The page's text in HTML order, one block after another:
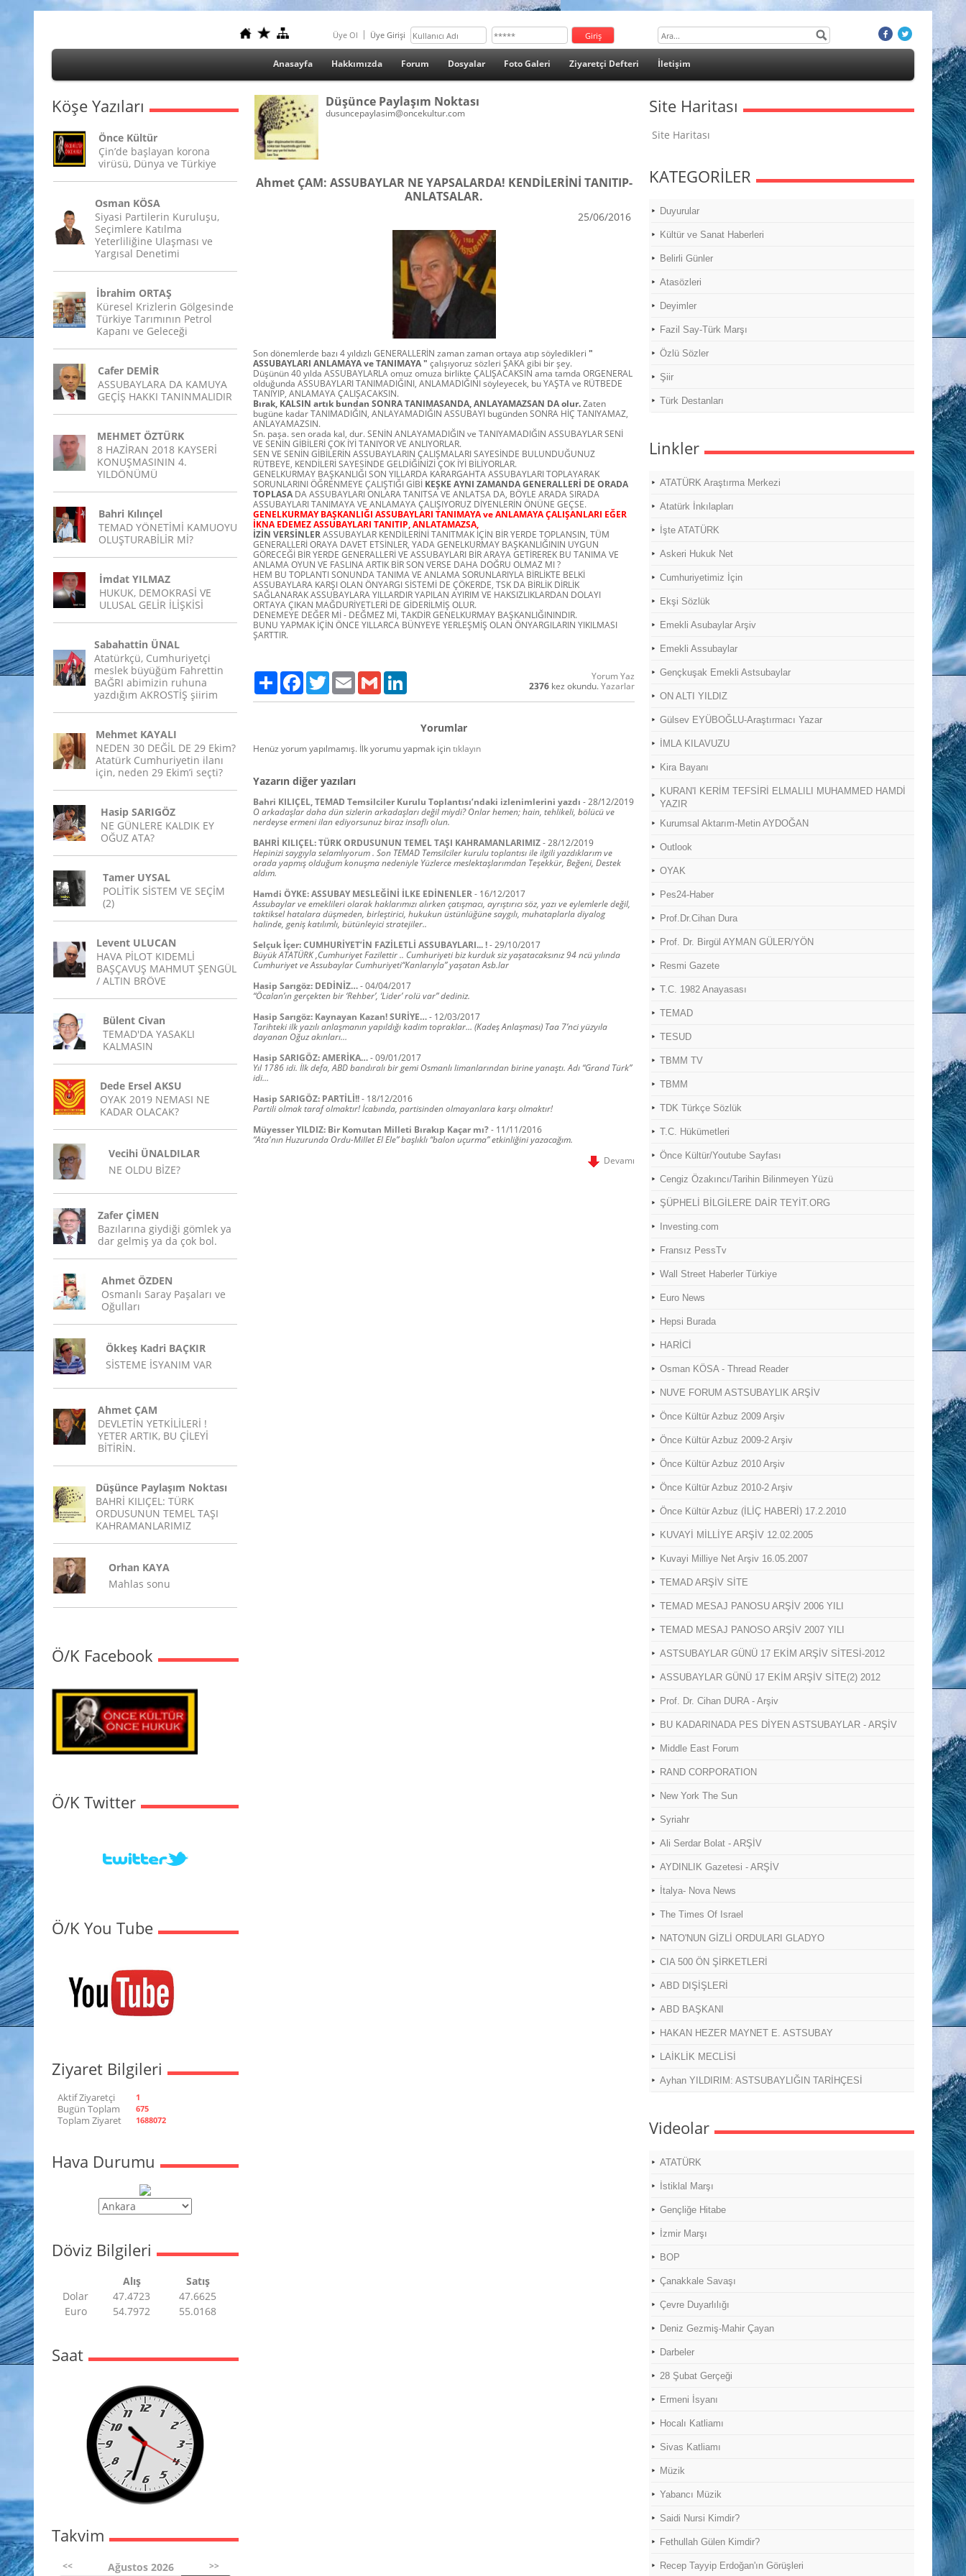
Üye Ol Üye Girişi
Anasayfa Hakkımızda Forum Dosyalar Foto Galeri Ziyaretçi Defteri İletişim
Köşe Yazıları
Önce Kültür
Çin’de başlayan korona
virüsü, Dünya ve Türkiye
Osman KÖSA
Siyasi Partilerin Kuruluşu,
Seçimlere Katılma
Yeterliliğine Ulaşması ve
Yargısal Denetimi
İbrahim ORTAŞ
Küresel Krizlerin Gölgesinde
Türkiye Tarımının Petrol
Kapanı ve Geleceği
Cafer DEMİR
ASSUBAYLARA DA KAMUYA
GEÇİŞ HAKKI TANINMALIDIR
MEHMET ÖZTÜRK
8 HAZİRAN 2018 KAYSERİ
KONUŞMASININ 4.
YILDÖNÜMÜ
Bahri Kılınçel
TEMAD YÖNETİMİ KAMUOYU
OLUŞTURABİLİR Mİ?
İmdat YILMAZ
HUKUK, DEMOKRASİ VE
ULUSAL GELİR İLİŞKİSİ
Sabahattin ÜNAL
Atatürkçü, Cumhuriyetçi
meslek büyüğüm Fahrettin
BAĞRI abimizin ruhuna
yazdığım AKROSTİŞ şiirim
Mehmet KAYALI
NEDEN 30 DEĞİL DE 29 Ekim?
Atatürk Cumhuriyetin ilanı
için, neden 29 Ekim’i seçti?
Hasip SARIGÖZ
NE GÜNLERE KALDIK EY
OĞUZ ATA?
Tamer UYSAL
POLİTİK SİSTEM VE SEÇİM
(2)
Levent ULUCAN
HAVA PİLOT KIDEMLİ
BAŞÇAVUŞ MAHMUT ŞENGÜL
/ ALTIN BRÖVE
Bülent Civan
TEMAD'DA YASAKLI
KALMASIN
Dede Ersel AKSU
OYAK 2019 NEMASI NE
KADAR OLACAK?
Vecihi ÜNALDILAR
NE OLDU BİZE?
Zafer ÇİMEN
Bazılarına giydiği gömlek ya
dar gelmiş ya da çok bol.
Ahmet ÖZDEN
Osmanlı Saray Paşaları ve
Oğulları
Ökkeş Kadri BAÇKIR
SİSTEME İSYANIM VAR
Ahmet ÇAM
DEVLETİN YETKİLİLERİ !
YETER ARTIK, BU ÇİLEYİ
BİTİRİN.
Düşünce Paylaşım Noktası
BAHRİ KILIÇEL: TÜRK
ORDUSUNUN TEMEL TAŞI
KAHRAMANLARIMIZ
Orhan KAYA
Mahlas sonu
Ö/K Facebook
Ö/K Twitter
Ö/K You Tube
Ziyaret Bilgileri
Aktif Ziyaretçi 1
Bugün Toplam 675
Toplam Ziyaret 1688072
Hava Durumu
Döviz Bilgileri
Alış
Satış
Dolar
47.4723
47.6625
Euro
54.7972 55.0168
Saat
Takvim
<< Ağustos 2026 >>
Düşünce Paylaşım Noktası
dusuncepaylasim@oncekultur.com
Ahmet ÇAM: ASSUBAYLAR NE YAPSALARDA! KENDİLERİNİ TANITIP-
ANLATSALAR.
25/06/2016
Son dönemlerde bazı 4 yıldızlı GENERALLERİN zaman zaman ortaya atıp söyledikleri "
ASSUBAYLARI ANLAMAYA ve TANIMAYA " çalışıyoruz sözleri ŞAKA gibi bir şey.
Düşünün 40 yılda ASSUBAYLARLA omuz omuza birlikte ÇALIŞACAKSIN ama tamda ORGENERAL
olduğunda ASSUBAYLARI TANIMADIĞINI, ANLAMADIĞINI söyleyecek, bu YAŞTA ve RÜTBEDE
TANIYIP, ANLAMAYA ÇALIŞACAKSIN.
Bırak, KALSIN artık bundan SONRA TANIMASANDA, ANLAYAMAZSAN DA olur.Zaten
bugüne kadar TANIMADIĞIN, ANLAYAMADIĞIN ASSUBAYI bugünden SONRA HİÇ TANIYAMAZ,
ANLAYAMAZSIN.
Sn. paşa. sen orada kal, dur. SENİN ANLAYAMADIĞIN ve TANIYAMADIĞIN ASSUBAYLAR SENİ
VE SENİN GİBİLERİ ÇOK İYİ TANIYOR VE ANLIYORLAR.
SEN VE SENİN GİBİLERİN ASSUBAYLARIN ÇALIŞMALARI SAYESİNDE BULUNDUĞUNUZ
RÜTBEYE, KENDİLERİ SAYESİNDE GELDİĞİNİZİ ÇOK İYİ BİLİYORLAR.
GENELKURMAY BAŞKANLIĞI SON YILLARDA KARARGAHTA ASSUBAYLARI TOPLAYARAK
SORUNLARINI ÖĞRENMEYE ÇALIŞTIĞI GİBİ KEŞKE AYNI ZAMANDA GENERALLERİ DE ORADA
TOPLASA DA ASSUBAYLARI ONLARA TANITSA VE ANLATSA DA, BÖYLE ARADA SIRADA
ASSUBAYLARI TANIMAYA VE ANLAMAYA ÇALIŞIYORUZ DİYENLERİN ÖNÜNE GEÇSE.
GENELKURMAY BAŞKANLIĞI ASSUBAYLARI TANIMAYA ve ANLAMAYA ÇALIŞANLARI EĞER
İKNA EDEMEZ ASSUBAYLARI TANITIP, ANLATAMAZSA,
İZİN VERSİNLERASSUBAYLAR KENDİLERİNİ TANITMAK İÇİN BİR YERDE TOPLANSIN, TÜM
GENERALLERİ ORAYA DAVET ETSİNLER, YADA GENELKURMAY BAŞKANLIĞININ UYGUN
GÖRECEĞİ BİR YERDE GENERALLERİ VE ASSUBAYLARI BİR ARAYA GETİREREK BU TANIMA VE
ANLAMA OYUN VE FASLINA ARTIK BİR SON VERSE DAHA DOĞRU OLMAZ MI ?
HEM BU TOPLANTI SONUNDA TANIMA VE ANLAMA SORUNLARIYLA BİRLİKTE BELKİ
ASSUBAYLARA KARŞI OLAN ÖNYARGI SİSTEMİ DE ÇÖKERDE, TSK DA BİRLİK DİRLİK
SAĞLANARAK ASSUBAYLARA YILLARDIR YAPILAN AYIRIM VE HAKSIZLIKLARDAN DOLAYI
ORTAYA ÇIKAN MAĞDURİYETLERİ DE GİDERİLMİŞ OLUR.
DENEMEYE DEĞER Mİ - DEĞMEZ Mİ, TAKDİR GENELKURMAY BAŞKANLIĞININDIR.
BUNU YAPMAK İÇİN ÖNCE YILLARCA BÜNYEYE YERLEŞMİŞ OLAN ÖNYARGILARIN YIKILMASI
ŞARTTIR.
Paylaş FacebookTwitter Email Gmail
Yorum Yaz
2376 kez okundu.Yazarlar
Yorumlar
Henüz yorum yapılmamış. İlk yorumu yapmak içintıklayın
Yazarın diğer yazıları
Bahri KILIÇEL, TEMAD Temsilciler Kurulu Toplantısı’ndaki izlenimlerini yazdı -28/12/2019
O arkadaşlar daha dün sizlerin arkadaşları değil miydi? Onlar hemen; hain, tehlikeli, bölücü ve
nerdeyse ermeni ilan ediyorsunuz biraz insaflı olun.
BAHRİ KILIÇEL: TÜRK ORDUSUNUN TEMEL TAŞI KAHRAMANLARIMIZ-28/12/2019
Hepinizi saygıyla selamlıyorum . Son TEMAD Temsilciler kurulu toplantısı ile ilgili yazdıklarım ve
orada yapmış olduğum konuşma nedeniyle Yüzlerce meslektaşlarımdan Teşekkür, Beğeni, Destek
aldım.
Hamdi ÖYKE: ASSUBAY MESLEĞİNİ İLKE EDİNENLER- 16/12/2017
Assubaylar ve emeklileri olarak haklarımızı alırken çatışmacı, ayrıştırıcı söz, yazı ve eylemlerle değil,
taktiksel hatalara düşmeden, birleştirici, hukukun üstünlüğüne saygılı, muhataplarla diyalog
halinde, geniş katılımlı, bütünleyici stratejiler..
Selçuk İçer: CUMHURİYET’İN FAZİLETLİ ASSUBAYLARI... !-29/10/2017
Büyük ATATÜRK ,Cumhuriyet Fazilettir .. Cumhuriyeti biz kurduk siz yaşatacaksınız 94 ncü yılında
Cumhuriyet ve Assubaylar Cumhuriyeti“Kanlarıyla” yaşatan Asb.lar
Hasip Sarıgöz: DEDİNİZ…-04/04/2017
“Öcalan’ın gerçekten bir ‘Rehber’, ‘Lider’ rolü var” dediniz.
Hasip Sarıgöz: Kaynayan Kazan! SURİYE…- 12/03/2017
Tarihteki ilk yazılı anlaşmanın yapıldığı kadim topraklar… (Kadeş Anlaşması) Taa 7’nci yüzyıla
dayanan Oğuz akınları…
Hasip SARIGÖZ: AMERİKA…-09/01/2017
Yıl 1786 idi. İlk defa, ABD bandıralı bir gemi Osmanlı limanlarından birine yanaştı. Adı “Grand Türk”
idi…
Hasip SARIGÖZ: PARTİLİ!!- 18/12/2016
Partili olmak taraf olmaktır! İcabında, partisinden olmayanlara karşı olmaktır!
Müyesser YILDIZ: Bir Komutan Milleti Bırakıp Kaçar mı?- 11/11/2016
“Ata'nın Huzurunda Ordu-Millet El Ele” başlıklı “balon uçurma” etkinliğini yazacağım.
Devamı
Site Haritası
Site Haritası
KATEGORİLER
Duyurular
Kültür ve Sanat Haberleri
Belirli Günler
Atasözleri
Deyimler
Fazil Say-Türk Marşı
Özlü Sözler
Şiir
Türk Destanları
Linkler
ATATÜRK Araştırma Merkezi
Atatürk İnkılapları
İşte ATATÜRK
Askeri Hukuk Net
Cumhuriyetimiz İçin
Ekşi Sözlük
Emekli Asubaylar Arşiv
Emekli Assubaylar
Gençkuşak Emekli Astsubaylar
ON ALTI YILDIZ
Gülsev EYÜBOĞLU-Araştırmacı Yazar
İMLA KILAVUZU
Kira Bayanı
KURAN'I KERİM TEFSİRİ ELMALILI MUHAMMED HAMDİ
YAZIR
Kurumsal Aktarım-Metin AYDOĞAN
Outlook
OYAK
Pes24-Haber
Prof.Dr.Cihan Dura
Prof. Dr. Birgül AYMAN GÜLER/YÖN
Resmi Gazete
T.C. 1982 Anayasası
TEMAD
TESUD
TBMM TV
TBMM
TDK Türkçe Sözlük
T.C. Hükümetleri
Önce Kültür/Youtube Sayfası
Cengiz Özakıncı/Tarihin Bilinmeyen Yüzü
ŞÜPHELİ BİLGİLERE DAİR TEYİT.ORG
Investing.com
Fransız PessTv
Wall Street Haberler Türkiye
Euro News
Hepsi Burada
HARİCİ
Osman KÖSA - Thread Reader
NUVE FORUM ASTSUBAYLIK ARŞİV
Önce Kültür Azbuz 2009 Arşiv
Önce Kültür Azbuz 2009-2 Arşiv
Önce Kültür Azbuz 2010 Arşiv
Önce Kültür Azbuz 2010-2 Arşiv
Önce Kültür Azbuz (İLİÇ HABERİ) 17.2.2010
KUVAYİ MİLLİYE ARŞİV 12.02.2005
Kuvayi Milliye Net Arşiv 16.05.2007
TEMAD ARŞİV SİTE
TEMAD MESAJ PANOSU ARŞİV 2006 YILI
TEMAD MESAJ PANOSO ARŞİV 2007 YILI
ASTSUBAYLAR GÜNÜ 17 EKİM ARŞİV SİTESİ-2012
ASSUBAYLAR GÜNÜ 17 EKİM ARŞİV SİTE(2) 2012
Prof. Dr. Cihan DURA - Arşiv
BU KADARINADA PES DİYEN ASTSUBAYLAR - ARŞİV
Middle East Forum
RAND CORPORATION
New York The Sun
Syriahr
Ali Serdar Bolat - ARŞİV
AYDINLIK Gazetesi - ARŞİV
İtalya- Nova News
The Times Of Israel
NATO'NUN GİZLİ ORDULARI GLADYO
CIA 500 ÖN ŞİRKETLERİ
ABD DIŞİŞLERİ
ABD BAŞKANI
HAKAN HEZER MAYNET E. ASTSUBAY
LAİKLİK MECLİSİ
Ayhan YILDIRIM: ASTSUBAYLIĞIN TARİHÇESİ
Videolar
ATATÜRK
İstiklal Marşı
Gençliğe Hitabe
İzmir Marşı
BOP
Çanakkale Savaşı
Çevre Duyarlılığı
Deniz Gezmiş-Mahir Çayan
Darbeler
28 Şubat Gerçeği
Ermeni İsyanı
Hocalı Katliamı
Sivas Katliamı
Müzik
Yabancı Müzik
Saidi Nursi Kimdir?
Fethullah Gülen Kimdir?
Recep Tayyip Erdoğan'ın Görüşleri